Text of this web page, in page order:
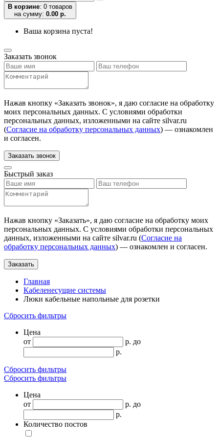
В корзине: 0 товаров
на сумму: 0.00 р.
Ваша корзина пуста!
Заказать звонок
Нажав кнопку «Заказать звонок», я даю согласие на обработку
моих персональных данных. С условиями обработки
персональных данных, изложенными на сайте silvar.ru
(Согласие на обработку персональных данных) — ознакомлен
и согласен.
Заказать звонок
Быстрый заказ
Нажав кнопку «Заказать», я даю согласие на обработку моих
персональных данных. С условиями обработки персональных
данных, изложенными на сайте silvar.ru (Согласие на
обработку персональных данных) — ознакомлен и согласен.
Заказать
Главная
Кабеленесущие системы
Люки кабельные напольные для розетки
Сбросить фильтры
Цена
от
р. до
р.
Сбросить фильтры
Сбросить фильтры
Цена
от
р. до
р.
Количество постов